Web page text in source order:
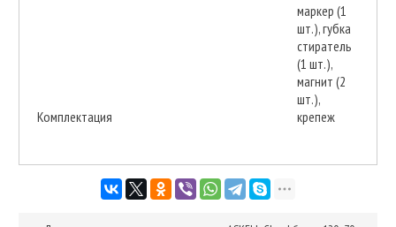
Комплектация
маркер (1
шт.), губка
стиратель
(1 шт.),
магнит (2
шт.),
крепеж